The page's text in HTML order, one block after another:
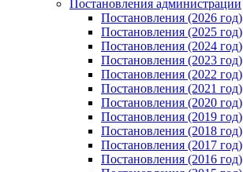
Постановления администрации
Постановления (2026 год)
Постановления (2025 год)
Постановления (2024 год)
Постановления (2023 год)
Постановления (2022 год)
Постановления (2021 год)
Постановления (2020 год)
Постановления (2019 год)
Постановления (2018 год)
Постановления (2017 год)
Постановления (2016 год)